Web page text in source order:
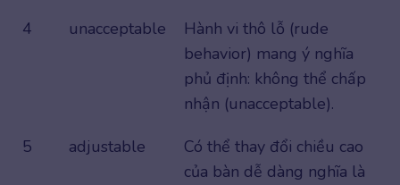
4
unacceptable
Hành vi thô lỗ (rude
behavior) mang ý nghĩa
phủ định: không thể chấp
nhận (unacceptable).
5
adjustable
Có thể thay đổi chiều cao
của bàn dễ dàng nghĩa là